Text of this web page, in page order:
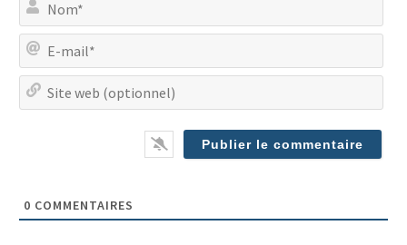
0 COMMENTAIRES